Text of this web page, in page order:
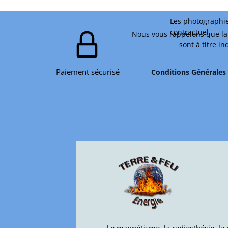
Paiement sécurisé
Les
contractuel.
Conditions
Nous vous rappelons que
sont à titre